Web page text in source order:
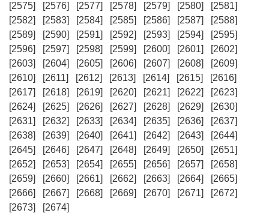
[2575]
[2576] [2577] [2578] [2579] [2580]
[2581]
[2582]
[2583] [2584] [2585] [2586] [2587]
[2588]
[2589]
[2590] [2591] [2592] [2593] [2594]
[2595]
[2596]
[2597] [2598] [2599] [2600] [2601]
[2602]
[2603]
[2604] [2605] [2606] [2607] [2608]
[2609]
[2610]
[2611] [2612] [2613] [2614] [2615]
[2616]
[2617]
[2618] [2619] [2620] [2621] [2622]
[2623]
[2624]
[2625] [2626] [2627] [2628] [2629]
[2630]
[2631]
[2632] [2633] [2634] [2635] [2636]
[2637]
[2638]
[2639] [2640] [2641] [2642] [2643]
[2644]
[2645]
[2646] [2647] [2648] [2649] [2650]
[2651]
[2652]
[2653] [2654] [2655] [2656] [2657]
[2658]
[2659]
[2660] [2661] [2662] [2663] [2664]
[2665]
[2666]
[2667] [2668] [2669] [2670] [2671]
[2672]
[2673]
[2674]